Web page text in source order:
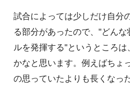
試合によっては少しだけ自分
る部分があったので、"どん
ルを発揮する"というところ
かなと思います。例えばちょ
の思っていたよりも長くなっ